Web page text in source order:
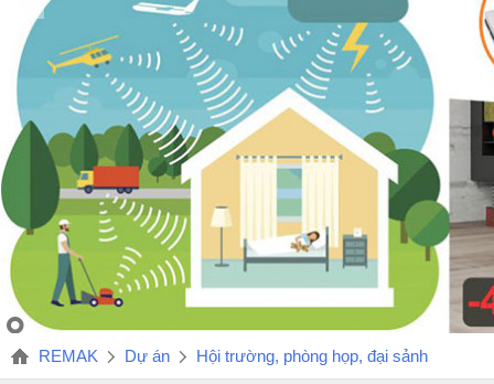
REMAK Dự án Hội trường, phòng họp, đại sảnh